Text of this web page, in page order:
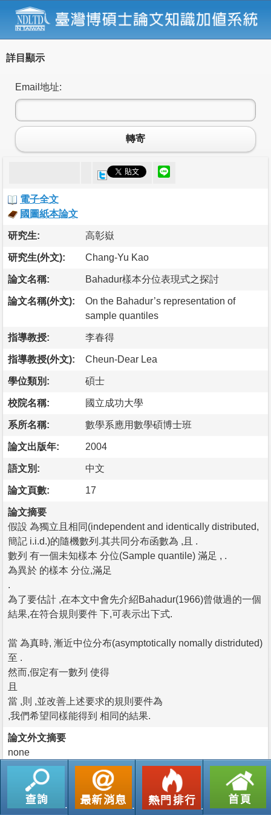
詳目顯示
Email地址:
轉寄
電子全文
國圖紙本論文
研究生: 高彰嶽
研究生(外文): Chang-Yu Kao
論文名稱: Bahadur樣本分位表現式之探討
論文名稱(外文):
On the Bahadur’s representation of
sample quantiles
指導教授: 李春得
指導教授(外文): Cheun-Dear Lea
學位類別: 碩士
校院名稱: 國立成功大學
系所名稱: 數學系應用數學碩博士班
論文出版年: 2004
語文別: 中文
論文頁數: 17
論文摘要
假設 為獨立且相同(independent and identically distributed,
簡記 i.i.d.)的隨機數列.其共同分布函數為 ,且 .
數列 有一個未知樣本 分位(Sample quantile) 滿足 , .
為異於 的樣本 分位,滿足
.
為了要估計 ,在本文中會先介紹Bahadur(1966)曾做過的一個
結果,在符合規則要件 下,可表示出下式.
當 為真時, 漸近中位分布(asymptotically nomally distriduted)
至 .
然而,假定有一數列 使得
且
當 ,則 ,並改善上述要求的規則要件為
,我們希望同樣能得到 相同的結果.
論文外文摘要
none
返回列表